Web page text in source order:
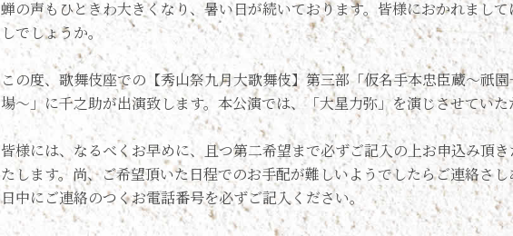
蝉の声もひときわ大きくなり、暑い日が続いております。皆様におかれまし
しでしょうか。
この度、歌舞伎座での【秀山祭九月大歌舞伎】第三部「仮名手本忠臣蔵〜祇
場〜」に千之助が出演致します。本公演では、「大星力弥」を演じさせていた
皆様には、なるべくお早めに、且つ第二希望まで必ずご記入の上お申込み頂
たします。尚、ご希望頂いた日程でのお手配が難しいようでしたらご連絡さ
日中にご連絡のつくお電話番号を必ずご記入ください。